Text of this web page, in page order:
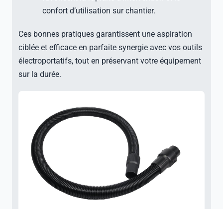
confort d’utilisation sur chantier.
Ces bonnes pratiques garantissent une aspiration
ciblée et efficace en parfaite synergie avec vos outils
électroportatifs, tout en préservant votre équipement
sur la durée.